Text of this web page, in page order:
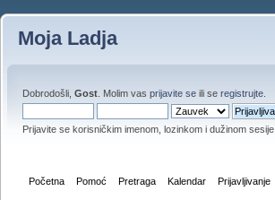
Moja Ladja
Dobrodošli, Gost . Molim vas prijavite se ili se registrujte
Prijavite se korisničkim imenom, lozinkom i dužinom sesije
Početna Pomoć Pretraga Kalendar Prijavljivanje